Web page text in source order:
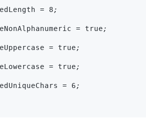
= 8
;
= true
;
= true
;
= true
;
= 6
;